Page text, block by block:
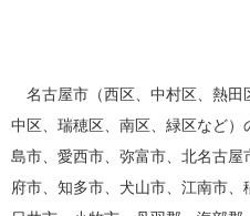
名古屋市（西区、中村区、熱田
中区、瑞穂区、南区、緑区など
島市、愛西市、弥富市、北名古
府市、知多市、犬山市、江南市